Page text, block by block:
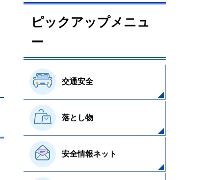
ピックアップメニュ
ー
交通安全
落とし物
安全情報ネット